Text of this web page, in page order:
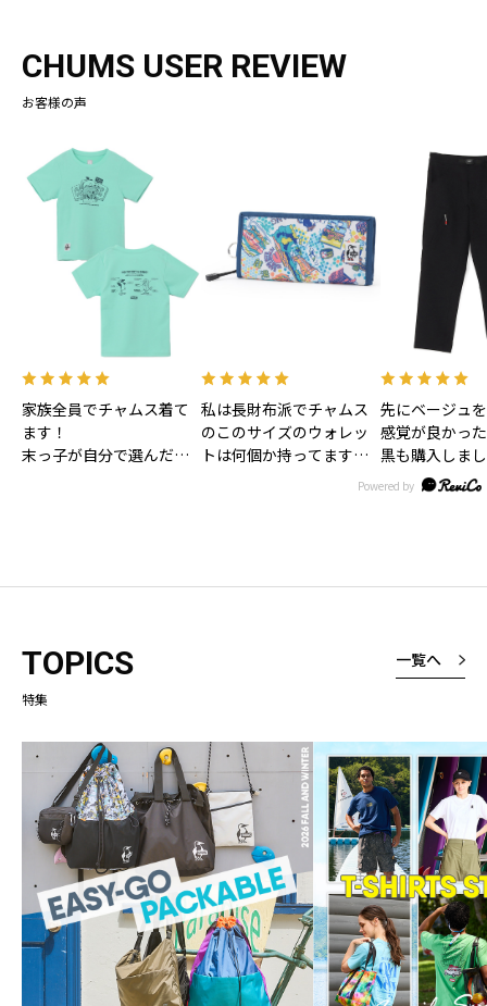
CHUMS USER REVIEW
お客様の声
家族全員でチャムス着て
ます！
末っ子が自分で選んだも
私は長財布派でチャムス
のこのサイズのウォレッ
トは何個か持ってます！
スタッフさんが秋冬バー
リです(≧∇≦)
先にベージュ
感覚が良かっ
黒も購入しま
お気に入りの
TOPICS
特集
一覧へ